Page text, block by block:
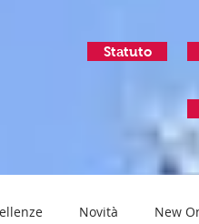
Statuto
Novità New